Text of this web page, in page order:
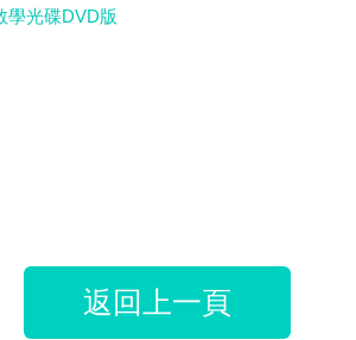
學光碟DVD版
返回上一頁